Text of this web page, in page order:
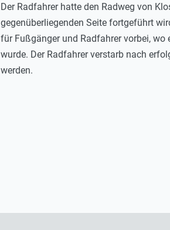
Der Radfahrer hatte den Radweg von
gegenüberliegenden Seite fortgeführt
für Fußgänger und Radfahrer vorbei,
wurde. Der Radfahrer verstarb nach
werden.